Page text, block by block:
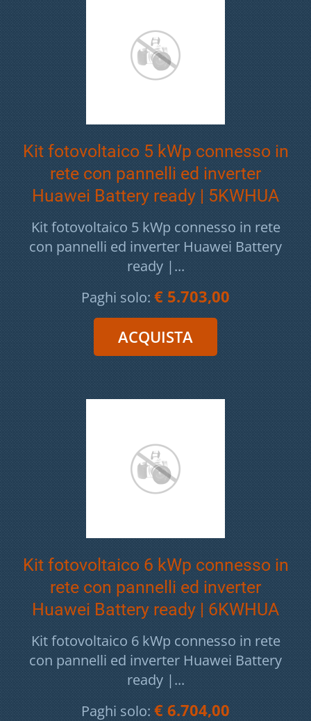
Kit fotovoltaico 5 kWp connesso in
rete con pannelli ed inverter
Huawei Battery ready | 5KWHUA
Kit fotovoltaico 5 kWp connesso in rete
con pannelli ed inverter Huawei Battery
ready |...
Paghi solo: € 5.703,00
Kit fotovoltaico 6 kWp connesso in
rete con pannelli ed inverter
Huawei Battery ready | 6KWHUA
Kit fotovoltaico 6 kWp connesso in rete
con pannelli ed inverter Huawei Battery
ready |...
Paghi solo: € 6.704,00